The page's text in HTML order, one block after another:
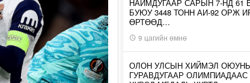
НАЙМДУГААР САРЫН 7-НД 61
БУЮУ 3448 ТОНН АИ-92 ОРЖ
ӨРТӨӨД…
9 цагийн өмнө
ОЛОН УЛСЫН ХИЙМЭЛ
ГУРАВДУГААР